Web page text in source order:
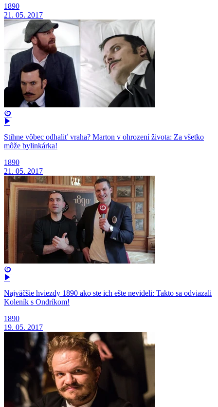
1890
21. 05. 2017
Stihne vôbec odhaliť vraha? Marton v ohrození života: Za všetko
môže bylinkárka!
1890
21. 05. 2017
Najväčšie hviezdy 1890 ako ste ich ešte nevideli: Takto sa odviazali
Koleník s Ondríkom!
1890
19. 05. 2017